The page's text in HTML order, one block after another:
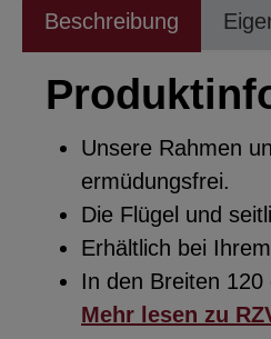
Beschreibung
Unsere Rahmen
ermüdungsfrei.
Die Flügel und
Erhältlich bei Ihrem
In den Breiten
Mehr lesen zu